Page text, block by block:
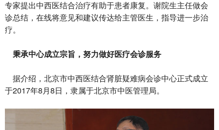
专家提出中西医结合治疗有助于患者康复。谢院生主任做会
诊总结，在线将意见和建议传达给主管医生，指导进一步治
疗。
秉承中心成立宗旨，努力做好医疗会诊服务
据介绍，北京市中西医结合肾脏疑难病会诊中心正式成立
于2017年8月8日，隶属于北京市中医管理局。